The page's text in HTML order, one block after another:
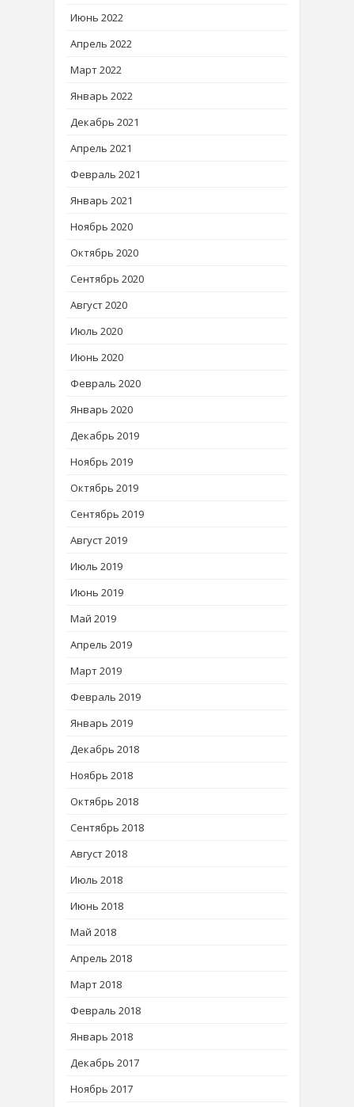
Июнь 2022
Апрель 2022
Март 2022
Январь 2022
Декабрь 2021
Апрель 2021
Февраль 2021
Январь 2021
Ноябрь 2020
Октябрь 2020
Сентябрь 2020
Август 2020
Июль 2020
Июнь 2020
Февраль 2020
Январь 2020
Декабрь 2019
Ноябрь 2019
Октябрь 2019
Сентябрь 2019
Август 2019
Июль 2019
Июнь 2019
Май 2019
Апрель 2019
Март 2019
Февраль 2019
Январь 2019
Декабрь 2018
Ноябрь 2018
Октябрь 2018
Сентябрь 2018
Август 2018
Июль 2018
Июнь 2018
Май 2018
Апрель 2018
Март 2018
Февраль 2018
Январь 2018
Декабрь 2017
Ноябрь 2017